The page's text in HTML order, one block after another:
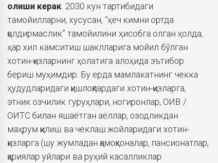
олиши керак . 2030 кун тартибидаги
тамойилларни, хусусан, “ҳеч кимни ортда
қолдирмаслик” тамойилини ҳисобга олган ҳолда,
ҳар хил камситиш шаклларига мойил бўлган
хотин-қизларнинг ҳолатига алоҳида эътибор
бериш муҳимдир. Бу ерда мамлакатнинг чекка
ҳудудларидаги қишлоқлардаги хотин-қизларга,
этник озчилик гуруҳлари, ногиронлар, ОИВ /
ОИТС билан яшаётган аёллар, озодликдан
маҳрум қилиш ва чеклаш жойларидаги хотин-
қизларга (шу жумладан қамоқхоналар, пансионатлар,
қариялар уйлари ва руҳий касалликлар